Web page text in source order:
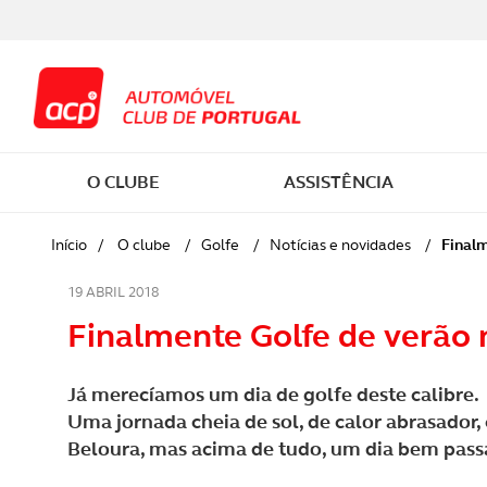
O CLUBE
SER SÓCIO
SOBRE O ACP
MOBILIDADE E SEGURANÇA
RESPONSABILIDADE SOCIAL E
AMBIENTAL
ASSISTÊNCIA
EM VIAGEM
SAÚDE
CASA
JURÍDICA E DOCUMENTOS
DESCONTOS E POUPANÇA
CARTA DE CONDUÇÃO
CURSOS PESSOAIS
CURSOS PARA MENORES
CURSOS PARA PROFISSIONAIS
CONDUTOR EM DIA
COMPRAR CARRO
MANUTENÇÃO AUTOMÓVEL
FISCALIDADE
ELÉTRICOS
CASA E VEÍCULOS
PESSOAIS
SAÚDE
LAZER
SIMULADORES
VIAGENS
WORKSHOPS HAPPY HOUR
ESTRADA FORA
CAMPISMO
MONTANHISMO
Início / O clube / Golfe / Notícias e novidades /
19 ABRIL 2018
Finalmente Golfe de verão
Já merecíamos um dia de golfe deste calibre.
Uma jornada cheia de sol, de calor
Beloura, mas acima de tudo, um dia bem